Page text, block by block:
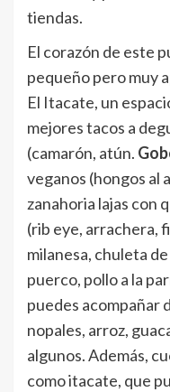
tiendas.
El corazón de este
pequeño pero muy
El Itacate, un
mejores tacos a
(camarón, atún.
veganos (hongos al
zanahoria lajas con
(rib eye, arrachera,
milanesa, chuleta
puerco, pollo a la
puedes acompañar
nopales, arroz,
algunos. Además,
como itacate, que